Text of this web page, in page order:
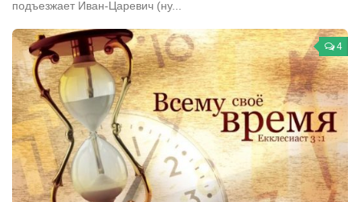
Оксана Скоробагатская
Александра Скорук
Евгений Полюхович
Ольга Чикина
Бизнес-партнёры
Здоровье
Врач психиатр–нарколог Анплеев А.Б.
подъезжает Иван-Царевич (ну...
4